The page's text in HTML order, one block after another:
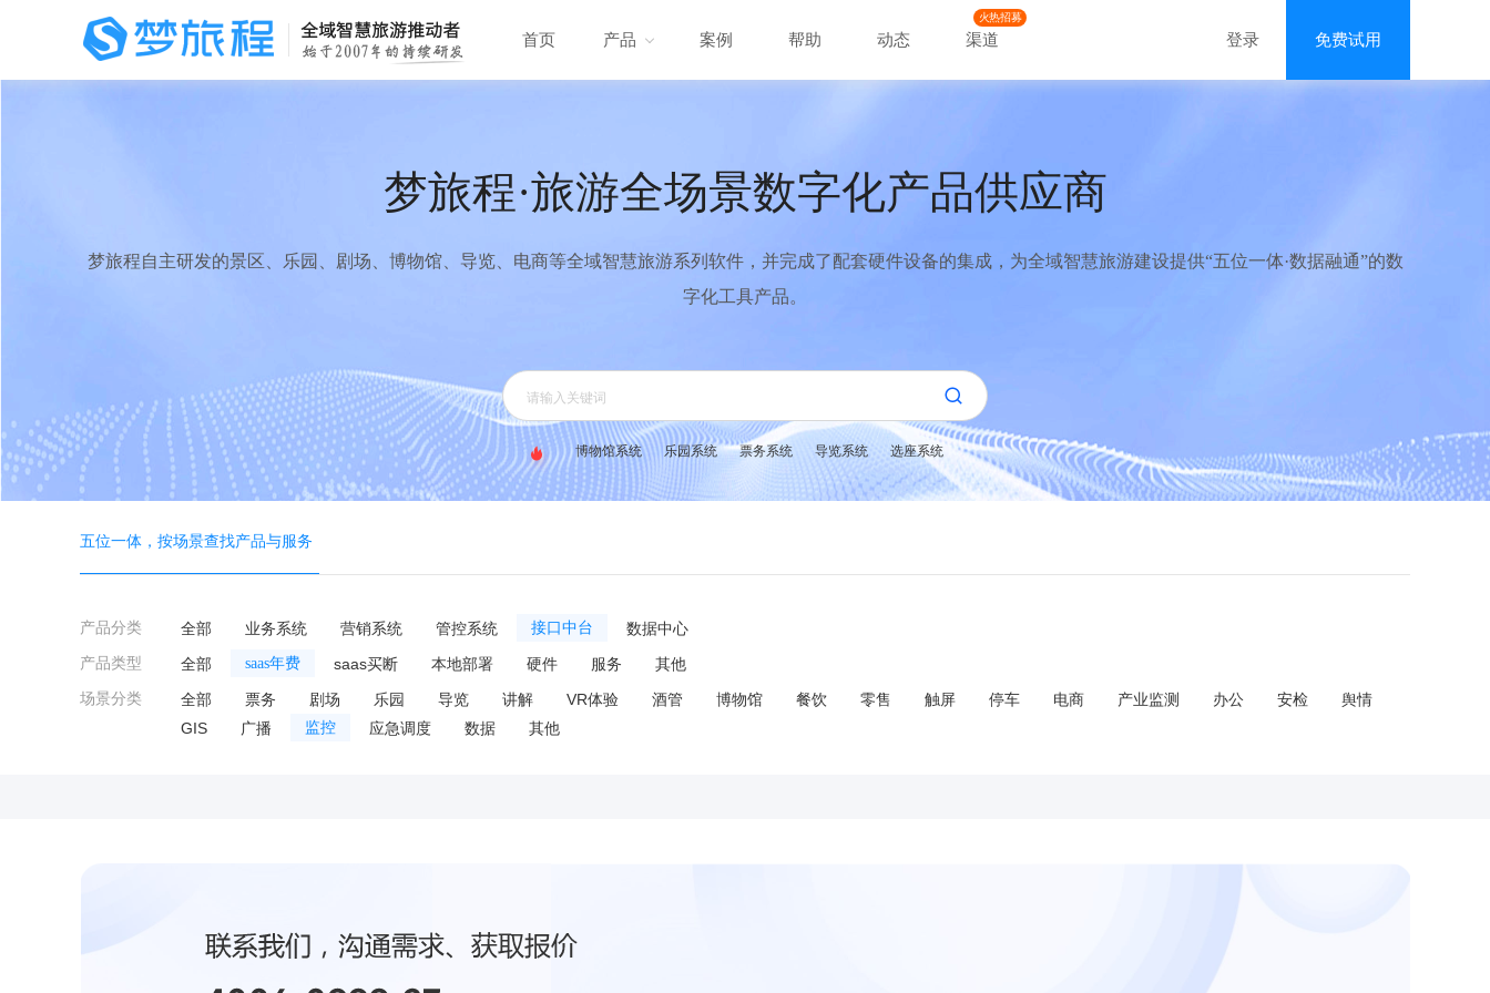
首页 产品 案例 帮助 动态
火热招募
渠道 登录 免费试用
梦旅程·旅游全场景数字化产品供应商
梦旅程自主研发的景区、乐园、剧场、博物馆、导览、电商等全域智慧旅游系列软件，并完成了配套硬件设备的集成，为全域智慧旅游建设提供“五位一体·数据融通”的数
字化工具产品。
博物馆系统 乐园系统 票务系统 导览系统 选座系统
五位一体，按场景查找产品与服务
产品分类 全部 业务系统 营销系统 管控系统 接口中台 数据中心
产品类型 全部 saas年费 saas买断 本地部署 硬件 服务 其他
场景分类 全部 票务 剧场 乐园 导览 讲解 VR体验 酒管 博物馆 餐饮 零售 触屏 停车 电商 产业监测 办公 安检
舆情
GIS
广播 监控 应急调度 数据 其他